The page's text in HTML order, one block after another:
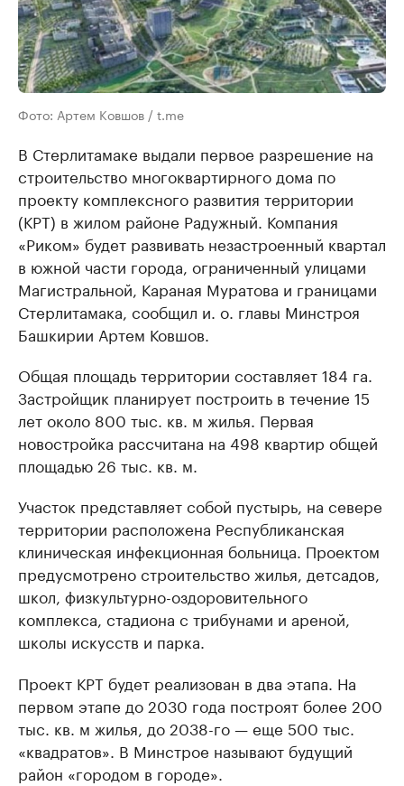
Фото: Артем Ковшов / t.me
В Стерлитамаке выдали первое разрешение на
строительство многоквартирного дома по
проекту комплексного развития территории
(КРТ) в жилом районе Радужный. Компания
«Риком» будет развивать незастроенный квартал
в южной части города, ограниченный улицами
Магистральной, Караная Муратова и границами
Стерлитамака, сообщил и. о. главы Минстроя
Башкирии Артем Ковшов.
Общая площадь территории составляет 184 га.
Застройщик планирует построить в течение 15
лет около 800 тыс. кв. м жилья. Первая
новостройка рассчитана на 498 квартир общей
площадью 26 тыс. кв. м.
Участок представляет собой пустырь, на севере
территории расположена Республиканская
клиническая инфекционная больница. Проектом
предусмотрено строительство жилья, детсадов,
школ, физкультурно-оздоровительного
комплекса, стадиона с трибунами и ареной,
школы искусств и парка.
Проект КРТ будет реализован в два этапа. На
первом этапе до 2030 года построят более 200
тыс. кв. м жилья, до 2038-го — еще 500 тыс.
«квадратов». В Минстрое называют будущий
район «городом в городе».